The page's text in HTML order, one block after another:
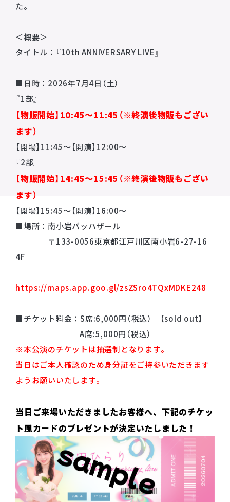
た。
＜概要＞
タイトル：『10th ANNIVERSARY LIVE』
■ 日時： 2026年7月4日（土）
『1部』
【物販開始】10:45〜11:45（※終演後物販もござい
ます）
【開場】11:45〜【開演】12:00〜
『2部』
【物販開始】14:45〜15:45（※終演後物販もござい
ます）
【開場】15:45〜【開演】16:00〜
■場所：南小岩バッハザール
〒133-0056東京都江戸川区南小岩6-27-16
4F
https://maps.app.goo.gl/zsZSro4TQxMDKE248
■チケット料金：S席:6,000円（税込） 【sold out】
A席:5,000円（税込）
※本公演のチケットは抽選制となります。
当日はご本人確認のため身分証をご持参いただきます
ようお願いいたします。
当日ご来場いただきましたお客様へ、下記のチケッ
ト風カードのプレゼントが決定いたしました！